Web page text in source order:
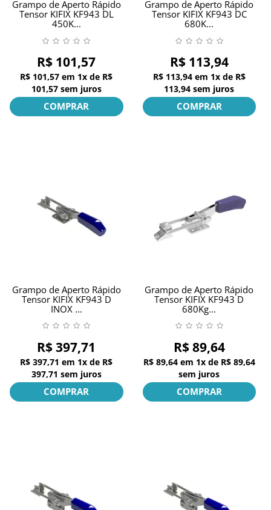
Grampo de Aperto Rápido
Tensor KIFIX KF943 DL
450K...
R$ 101,57
R$ 101,57 em 1x de R$
101,57 sem juros
COMPRAR
Grampo de Aperto Rápido
Tensor KIFIX KF943 DC
680K...
R$ 113,94
R$ 113,94 em 1x de R$
113,94 sem juros
COMPRAR
Grampo de Aperto Rápido
Tensor KIFIX KF943 D
INOX ...
R$ 397,71
R$ 397,71 em 1x de R$
397,71 sem juros
COMPRAR
Grampo de Aperto Rápido
Tensor KIFIX KF943 D
680Kg...
R$ 89,64
R$ 89,64 em 1x de R$ 89,64
sem juros
COMPRAR